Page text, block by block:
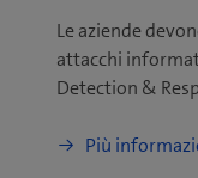
Le aziende
attacchi
Detection &
Più